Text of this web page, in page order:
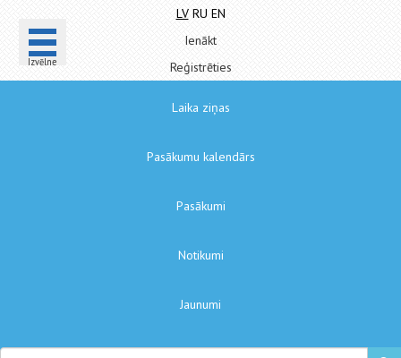
Izvēlne
LV RU EN
Ienākt
Reģistrēties
Laika ziņas
Pasākumu kalendārs
Pasākumi
Notikumi
Jaunumi